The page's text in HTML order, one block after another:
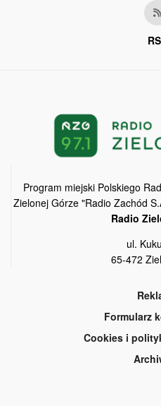
Program miejski Polskiego
Zielonej Górze "Radio Zachód
Radio
ul.
65-472
Formularz
Cookies i